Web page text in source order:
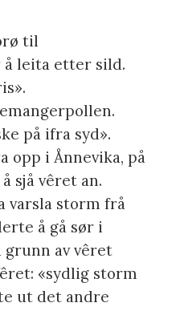
til
leita etter sild.
på ifra syd».
opp i Ånnevika, på
sjå vêret an.
varsla storm frå
å gå sør i
grunn av vêret
«sydlig storm
ut det andre